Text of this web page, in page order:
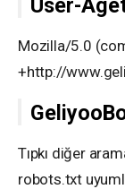
User-
Mozilla/5.0
+http://
Tıpkı diğer
robots.txt